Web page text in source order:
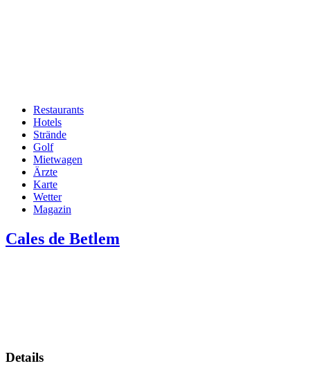
Hauptnavigation
Restaurants
Hotels
Strände
Golf
Mietwagen
Ärzte
Karte
Wetter
Magazin
Cales de Betlem
Details